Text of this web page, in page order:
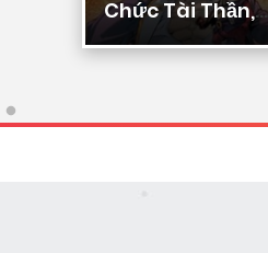
Chức Tài Thần,
Ta Chuyển Hóa